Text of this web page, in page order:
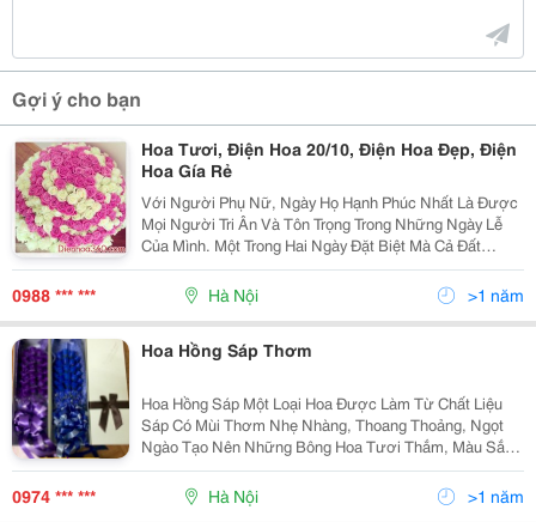
Gợi ý cho bạn
Hoa Tươi, Điện Hoa 20/10, Điện Hoa Đẹp, Điện
Hoa Gía Rẻ
Với Người Phụ Nữ, Ngày Họ Hạnh Phúc Nhất Là Được
Mọi Người Tri Ân Và Tôn Trọng Trong Những Ngày Lễ
Của Mình. Một Trong Hai Ngày Đặt Biệt Mà Cả Đất
Nước Việt Nam Đều Tô Đậm Hình Ảnh Tuyệt Đẹp Của
Người Phụ Nữ Là Ngày 20/10, Ngày Phụ Nữ Việt Nam.
0988 *** *** Hà Nội >1 năm
Hoa Hồng Sáp Thơm
Hoa Hồng Sáp Một Loại Hoa Được Làm Từ Chất Liệu
Sáp Có Mùi Thơm Nhẹ Nhàng, Thoang Thoảng, Ngọt
Ngào Tạo Nên Những Bông Hoa Tươi Thắm, Màu Sắc
Rực Rỡ Nhìn Y Như Hoa Thật. Những Bông Hoa Hồng
Sáp Vĩnh Cửu Tươi Thắm Với Cách Bó Đẹp Mắt, Lịch
Sự Được Đặt
0974 *** *** Hà Nội >1 năm